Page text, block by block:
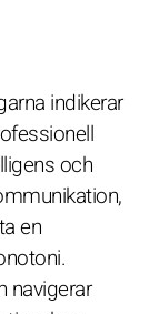
indikerar
och
en
navigerar